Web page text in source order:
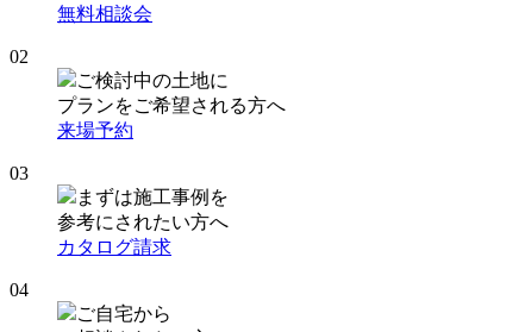
無料相談会
02
ご検討中の土地に
プランをご希望される方へ
来場予約
03
まずは施工事例を
参考にされたい方へ
カタログ請求
04
ご自宅から